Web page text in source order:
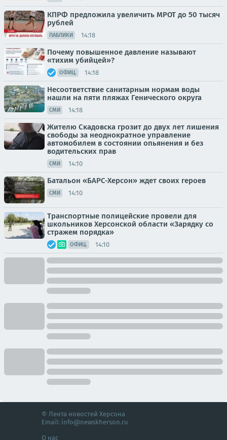
КПРФ предложила увеличить МРОТ до 50 тысяч
рублей
ПАБЛИКИ 14:18
Почему повышенное давление называют
«тихим убийцей»?
ОФИЦ. 14:18
Несоответствие санитарным нормам воды
нашли на пяти пляжах Генического округа
СМИ 14:18
Жителю Скадовска грозит до двух лет лишения
свободы за неоднократное управление
автомобилем в состоянии опьянения и без
водительских прав
СМИ 14:10
Батальон «БАРС-Херсон» ждет своих героев
СМИ 14:10
Транспортные полицейские провели для
школьников Херсонской области «Зарядку со
стражем порядка»
ОФИЦ. 14:10
© Лента новостей Херсона
Email: info@newskherson.ru
О нас